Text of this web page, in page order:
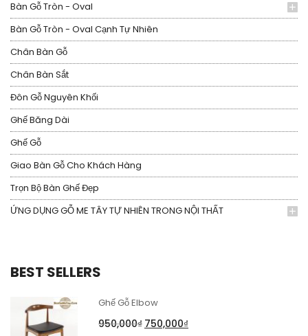
Bàn Gỗ Tròn - Oval
Bàn Gỗ Tròn - Oval Cạnh Tự Nhiên
Chân Bàn Gỗ
Chân Bàn Sắt
Đôn Gỗ Nguyên Khối
Ghế Băng Dài
Ghế Gỗ
Giao Bàn Gỗ Cho Khách Hàng
Trọn Bộ Bàn Ghế Đẹp
ỨNG DỤNG GỖ ME TÂY TỰ NHIÊN TRONG NỘI THẤT
BEST SELLERS
Ghế Gỗ Elbow
950,000₫ 750,000₫